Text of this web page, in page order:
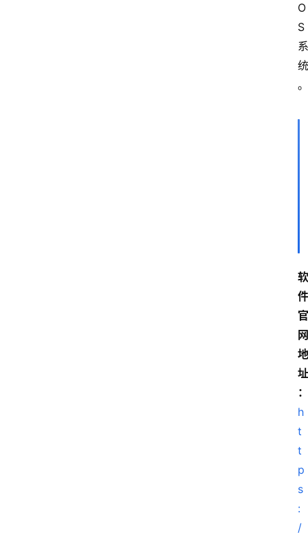
O
S
系
统
。
软
件
官
网
地
址
：
h
t
t
p
s
:
/